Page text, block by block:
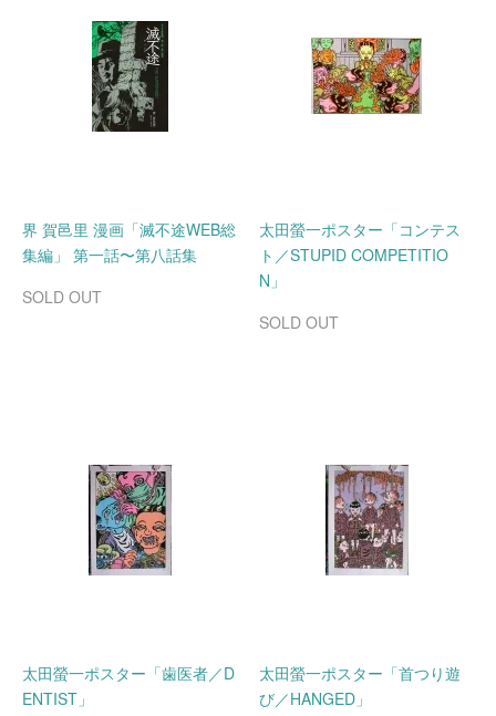
界 賀邑里 漫画「滅不途WEB総
集編」 第一話〜第八話集
SOLD OUT
太田螢一ポスター「コンテス
ト／STUPID COMPETITIO
N」
SOLD OUT
太田螢一ポスター「歯医者／D
ENTIST」
太田螢一ポスター「首つり遊
び／HANGED」